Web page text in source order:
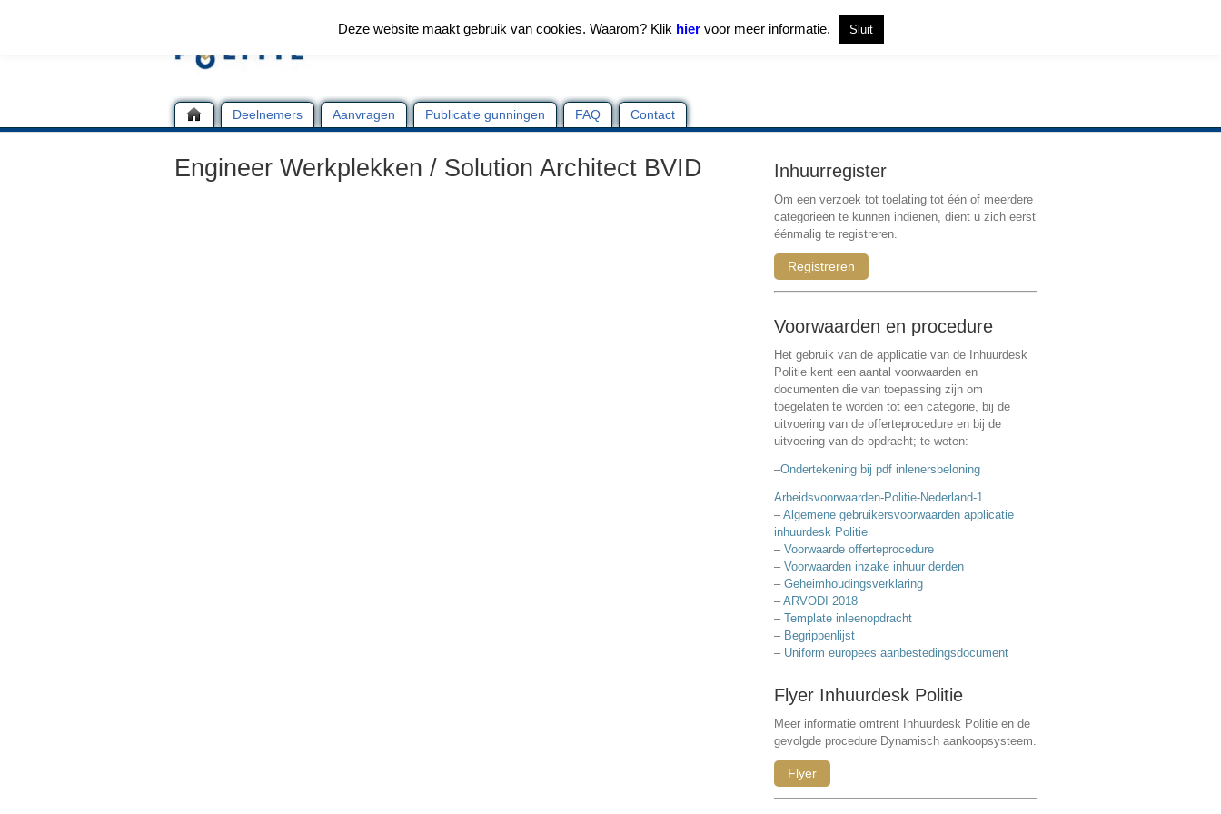
Deelnemers Aanvragen Publicatie gunningen FAQ Contact
Engineer Werkplekken / Solution Architect BVID Inhuurregister
Om een verzoek tot toelating tot één of meerdere
categorieën te kunnen indienen, dient u zich eerst
éénmalig te registreren.
Registreren
Voorwaarden en procedure
Het gebruik van de applicatie van de Inhuurdesk
Politie kent een aantal voorwaarden en
documenten die van toepassing zijn om
toegelaten te worden tot een categorie, bij de
uitvoering van de offerteprocedure en bij de
uitvoering van de opdracht; te weten:
–Ondertekening bij pdf inlenersbeloning
Arbeidsvoorwaarden-Politie-Nederland-1
–Algemene gebruikersvoorwaarden applicatie
inhuurdesk Politie
– Voorwaarde offerteprocedure
– Voorwaarden inzake inhuur derden
– Geheimhoudingsverklaring
–ARVODI 2018
– Template inleenopdracht
– Begrippenlijst
– Uniform europees aanbestedingsdocument
Flyer Inhuurdesk Politie
Meer informatie omtrent Inhuurdesk Politie en de
gevolgde procedure Dynamisch aankoopsysteem.
Flyer
Deze website maakt gebruik van cookies. Waarom? Klik hiervoor meer informatie. Sluit